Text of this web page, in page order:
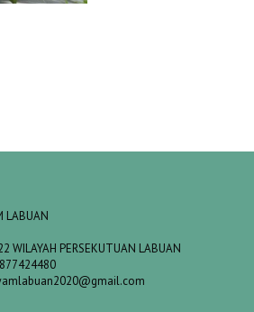
LABUAN
WILAYAH PERSEKUTUAN LABUAN